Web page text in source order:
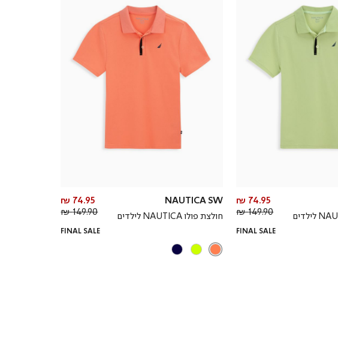
מחיר
מוצר
74.95 ₪
מחיר
149.90 ₪
FINAL SALE
NAUTICA SW
חולצת פולו NAUTICA לילדים
מחיר
מוצר
74.95 ₪
מחיר
149.90 ₪
FINAL SALE